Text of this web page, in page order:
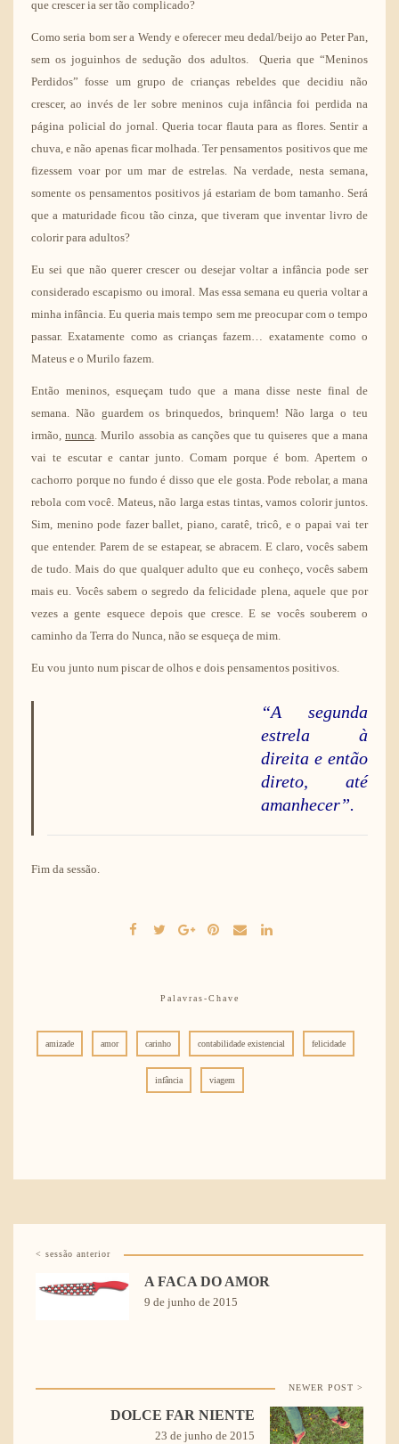
que crescer ia ser tão complicado?
Como seria bom ser a Wendy e oferecer meu dedal/beijo ao Peter Pan,
sem os joguinhos de sedução dos adultos. Queria que “Meninos
Perdidos” fosse um grupo de crianças rebeldes que decidiu não
crescer, ao invés de ler sobre meninos cuja infância foi perdida na
página policial do jornal. Queria tocar flauta para as flores. Sentir a
chuva, e não apenas ficar molhada. Ter pensamentos positivos que me
fizessem voar por um mar de estrelas. Na verdade, nesta semana,
somente os pensamentos positivos já estariam de bom tamanho. Será
que a maturidade ficou tão cinza, que tiveram que inventar livro de
colorir para adultos?
Eu sei que não querer crescer ou desejar voltar a infância pode ser
considerado escapismo ou imoral. Mas essa semana eu queria voltar a
minha infância. Eu queria mais tempo sem me preocupar com o tempo
passar. Exatamente como as crianças fazem… exatamente como o
Mateus e o Murilo fazem.
Então meninos, esqueçam tudo que a mana disse neste final de
semana. Não guardem os brinquedos, brinquem! Não larga o teu
irmão,nunca. Murilo assobia as canções que tu quiseres que a mana
vai te escutar e cantar junto. Comam porque é bom. Apertem o
cachorro porque no fundo é disso que ele gosta. Pode rebolar, a mana
rebola com você. Mateus, não larga estas tintas, vamos colorir juntos.
Sim, menino pode fazer ballet, piano, caratê, tricô, e o papai vai ter
que entender. Parem de se estapear, se abracem. E claro, vocês sabem
de tudo. Mais do que qualquer adulto que eu conheço, vocês sabem
mais eu. Vocês sabem o segredo da felicidade plena, aquele que por
vezes a gente esquece depois que cresce. E se vocês souberem o
caminho da Terra do Nunca, não se esqueça de mim.
Eu vou junto num piscar de olhos e dois pensamentos positivos.
“A segunda
estrela à
direita e então
direto, até
amanhecer”.
Fim da sessão.
Palavras-Chave
amizade amor carinho contabilidade existencial felicidade
infância viagem
< sessão anterior
A FACA DO AMOR
9 de junho de 2015
NEWER POST >
DOLCE FAR NIENTE
23 de junho de 2015